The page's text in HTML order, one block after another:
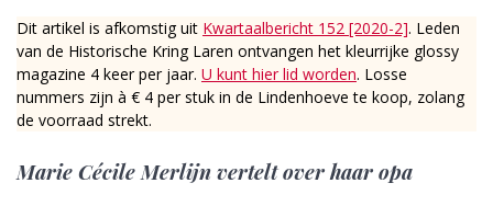
Dit artikel is afkomstig uit Kwartaalbericht 152 [2020-2]. Leden
van de Historische Kring Laren ontvangen het kleurrijke glossy
magazine 4 keer per jaar. U kunt hier lid worden. Losse
nummers zijn à € 4 per stuk in de Lindenhoeve te koop, zolang
de voorraad strekt.
Marie Cécile Merlijn vertelt over haar opa